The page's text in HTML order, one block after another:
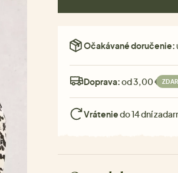
Očakávané doručenie:
Doprava:od 3,00 €
Vráteniedo 14 dní